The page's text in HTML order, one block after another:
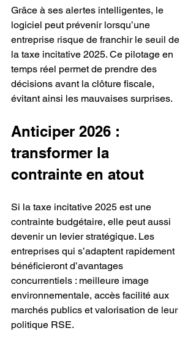
Grâce à ses alertes intelligentes, le
logiciel peut prévenir lorsqu’une
entreprise risque de franchir le seuil de
la taxe incitative 2025. Ce pilotage en
temps réel permet de prendre des
décisions avant la clôture fiscale,
évitant ainsi les mauvaises surprises.
Anticiper 2026 :
transformer la
contrainte en atout
Si la taxe incitative 2025 est une
contrainte budgétaire, elle peut aussi
devenir un levier stratégique. Les
entreprises qui s’adaptent rapidement
bénéficieront d’avantages
concurrentiels : meilleure image
environnementale, accès facilité aux
marchés publics et valorisation de leur
politique RSE.